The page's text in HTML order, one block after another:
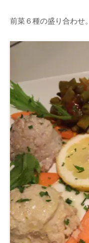
前菜６種の盛り合わせ。